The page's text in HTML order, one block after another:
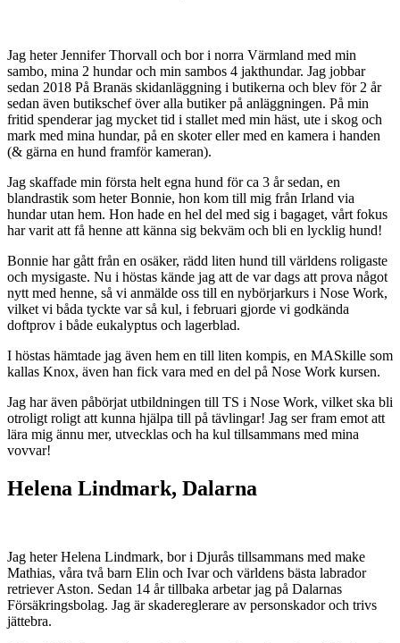
Jag heter Jennifer Thorvall och bor i norra Värmland med min
sambo, mina 2 hundar och min sambos 4 jakthundar. Jag jobbar
sedan 2018 På Branäs skidanläggning i butikerna och blev för 2 år
sedan även butikschef över alla butiker på anläggningen. På min
fritid spenderar jag mycket tid i stallet med min häst, ute i skog och
mark med mina hundar, på en skoter eller med en kamera i handen
(& gärna en hund framför kameran).
Jag skaffade min första helt egna hund för ca 3 år sedan, en
blandrastik som heter Bonnie, hon kom till mig från Irland via
hundar utan hem. Hon hade en hel del med sig i bagaget, vårt fokus
har varit att få henne att känna sig bekväm och bli en lycklig hund!
Bonnie har gått från en osäker, rädd liten hund till världens roligaste
och mysigaste. Nu i höstas kände jag att de var dags att prova något
nytt med henne, så vi anmälde oss till en nybörjarkurs i Nose Work,
vilket vi båda tyckte var så kul, i februari gjorde vi godkända
doftprov i både eukalyptus och lagerblad.
I höstas hämtade jag även hem en till liten kompis, en MASkille som
kallas Knox, även han fick vara med en del på Nose Work kursen.
Jag har även påbörjat utbildningen till TS i Nose Work, vilket ska bli
otroligt roligt att kunna hjälpa till på tävlingar! Jag ser fram emot att
lära mig ännu mer, utvecklas och ha kul tillsammans med mina
vovvar!
Helena Lindmark, Dalarna
Jag heter Helena Lindmark, bor i Djurås tillsammans med make
Mathias, våra två barn Elin och Ivar och världens bästa labrador
retriever Aston. Sedan 14 år tillbaka arbetar jag på Dalarnas
Försäkringsbolag. Jag är skadereglerare av personskador och trivs
jättebra.